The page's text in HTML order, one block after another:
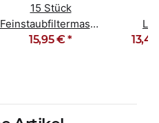
15 Stück
Feinstaubfiltermaske
Staubmaske FFP2
15,95 €*